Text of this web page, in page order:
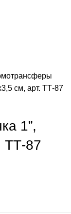
см, арт. ТТ-87
1”,
ТТ-87